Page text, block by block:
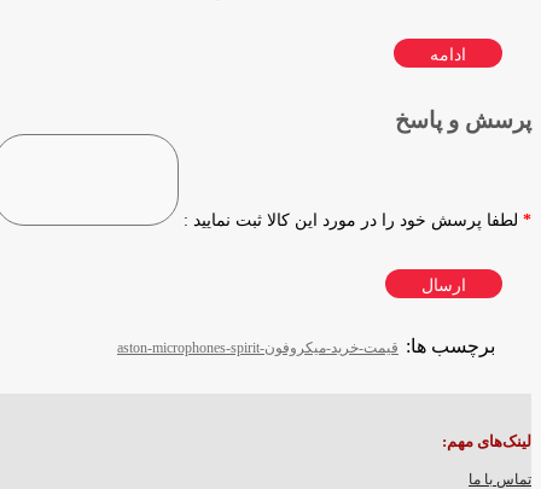
ادامه
پرسش و پاسخ
لطفا پرسش خود را در مورد این کالا ثبت نمایید :
ارسال
برچسب ها: قیمت-خرید-میکروفون-aston-microphones-spirit
لینک‌های مهم:
تماس با ما